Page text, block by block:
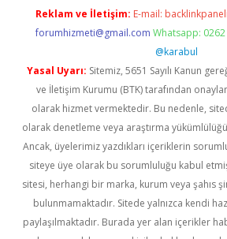
Reklam ve İletişim: E-mail:
forumhizmeti@gmail.com Whatsapp:
@karabul
Yasal Uyarı: Sitemiz, 5651 Sayılı Kanun
ve İletişim Kurumu (BTK) tarafından
olarak hizmet vermektedir. Bu nedenle,
olarak denetleme veya araştırma
Ancak, üyelerimiz yazdıkları içeriklerin
siteye üye olarak bu sorumluluğu kabul
sitesi, herhangi bir marka, kurum veya şahıs
bulunmamaktadır. Sitede yalnızca kendi
paylaşılmaktadır. Burada yer alan içerikler